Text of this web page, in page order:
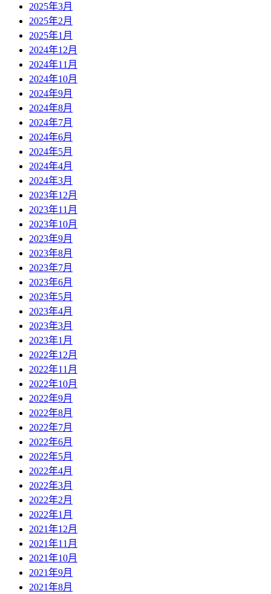
2025年3月
2025年2月
2025年1月
2024年12月
2024年11月
2024年10月
2024年9月
2024年8月
2024年7月
2024年6月
2024年5月
2024年4月
2024年3月
2023年12月
2023年11月
2023年10月
2023年9月
2023年8月
2023年7月
2023年6月
2023年5月
2023年4月
2023年3月
2023年1月
2022年12月
2022年11月
2022年10月
2022年9月
2022年8月
2022年7月
2022年6月
2022年5月
2022年4月
2022年3月
2022年2月
2022年1月
2021年12月
2021年11月
2021年10月
2021年9月
2021年8月